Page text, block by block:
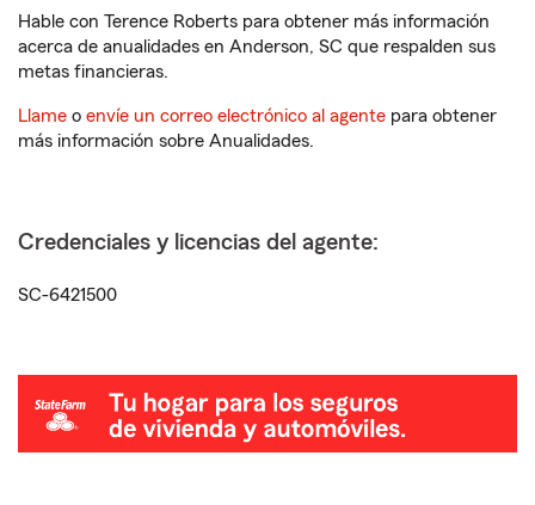
Hable con Terence Roberts para obtener más información
acerca de anualidades en Anderson, SC que respalden sus
metas financieras.
Llame o envíe un correo electrónico al agente para obtener
más información sobre Anualidades.
Credenciales y licencias del agente:
SC-6421500